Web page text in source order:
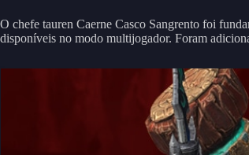
O chefe tauren Caerne Casco Sangrento foi
disponíveis no modo multijogador. Foram